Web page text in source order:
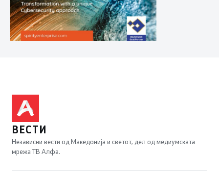
ВЕСТИ
Независни вести од Македонија и светот, дел од медиумската
мрежа ТВ Алфа.